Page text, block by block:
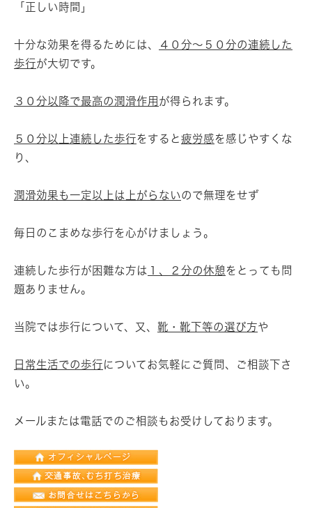
「正しい時間」
十分な効果を得るためには、
４０分～５０分の連続した
歩行が大切です。
３０分以降で最高の潤滑作用 が得られます。
５０分以上連続した歩行をすると疲労感を感じやすくな
り、
潤滑効果も一定以上は上がらないので無理をせず
毎日のこまめな歩行を心がけましょう。
連続した歩行が困難な方は １、２分の休憩をとっても問
題ありません。
当院では歩行について、又、 靴・靴下等の選び方や
日常生活での歩行についてお気軽にご質問、ご相談下さ
い。
メールまたは電話でのご相談もお受けしております。